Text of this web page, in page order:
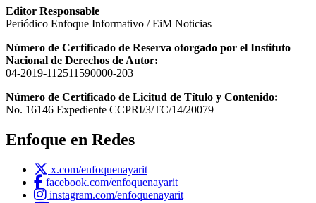
Editor Responsable
Periódico Enfoque Informativo / EiM Noticias
Número de Certificado de Reserva otorgado por el Instituto
Nacional de Derechos de Autor:
04-2019-112511590000-203
Número de Certificado de Licitud de Título y Contenido:
No. 16146 Expediente CCPRI/3/TC/14/20079
Enfoque en Redes
x.com/enfoquenayarit
facebook.com/enfoquenayarit
instagram.com/enfoquenayarit